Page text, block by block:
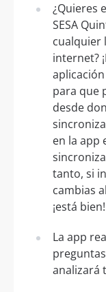
¿Quieres
SESA
cualquier
internet?
para que
desde
en la app
tanto, si
cambias
¡está
La app
analizará